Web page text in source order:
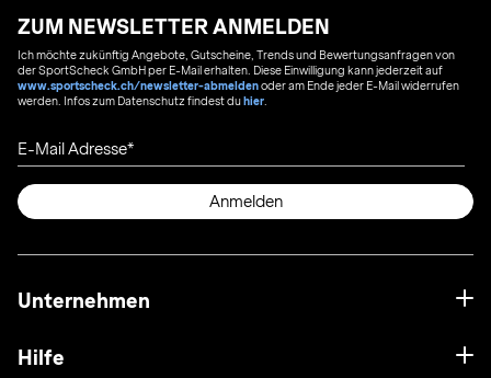
ZUM NEWSLETTER ANMELDEN
Ich möchte zukünftig Angebote, Gutscheine, Trends und Bewertungsanfragen von
der SportScheck GmbH per E-Mail erhalten. Diese Einwilligung kann jederzeit auf
www.sportscheck.ch/newsletter-abmeldenoder am Ende jeder E-Mail widerrufen
werden. Infos zum Datenschutz findest duhier
E-Mail Adresse
Anmelden
Unternehmen
Hilfe